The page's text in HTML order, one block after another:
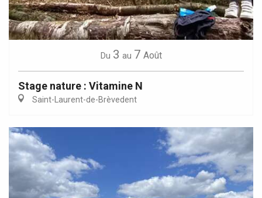
Du 3 au 7 Août
Stage nature : Vitamine N
Saint-Laurent-de-Brèvedent